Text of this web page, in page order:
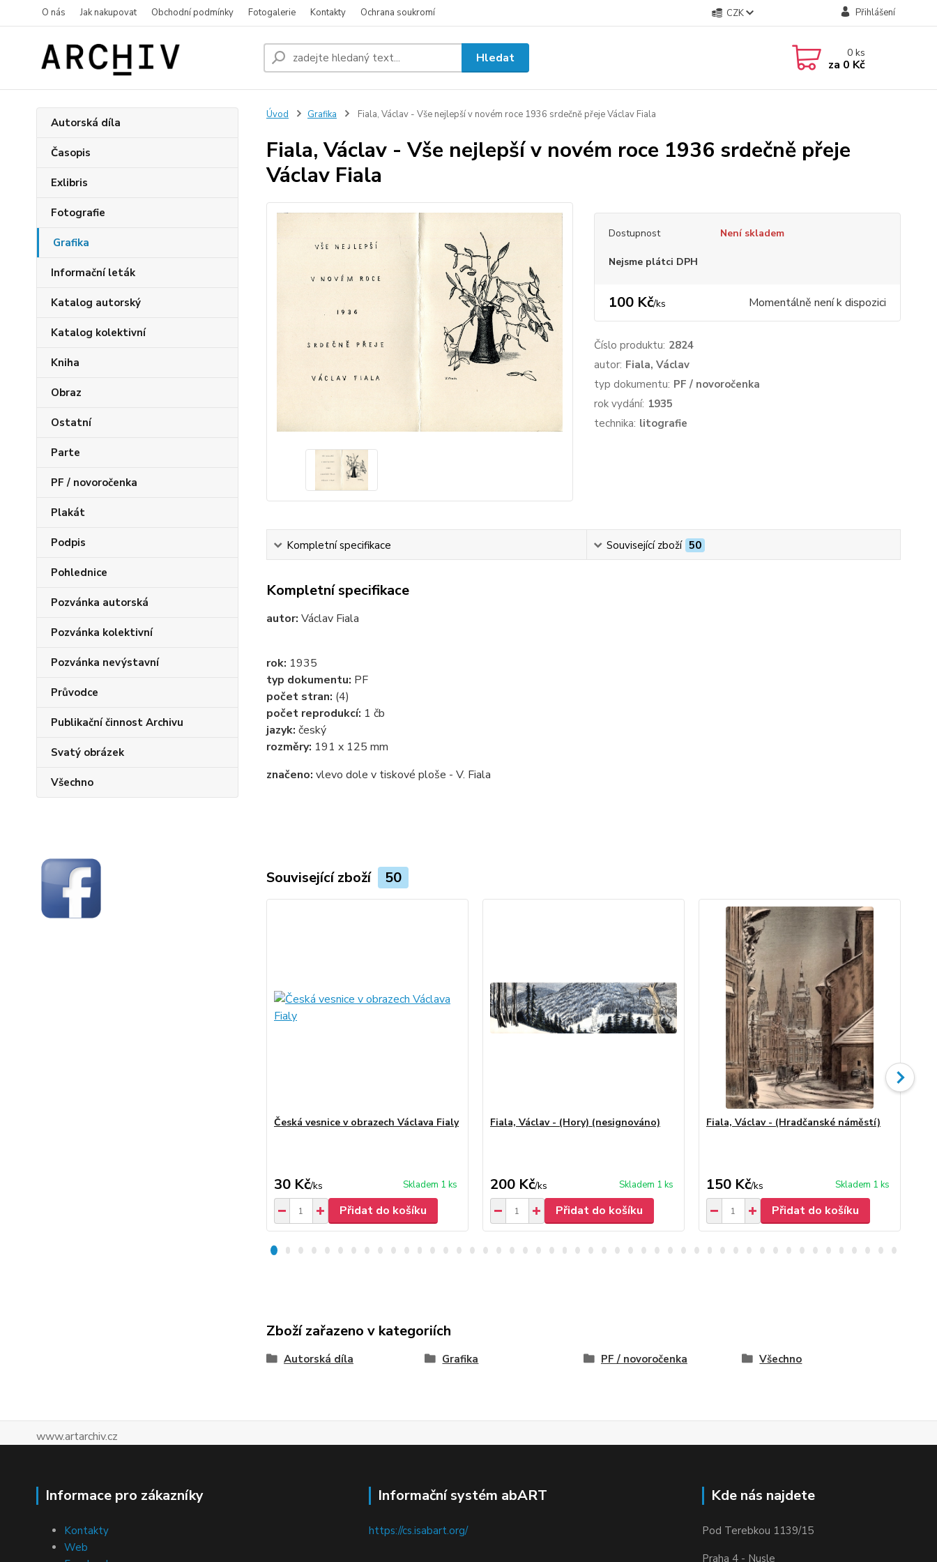
O nás Jak nakupovat Obchodní podmínky Fotogalerie Kontakty Ochrana soukromí CZK Přihlášení
Hledat 0ks
za 0 Kč
Autorská díla
Časopis
Exlibris
Fotografie
Grafika
Informační leták
Katalog autorský
Katalog kolektivní
Kniha
Obraz
Ostatní
Parte
PF / novoročenka
Plakát
Podpis
Pohlednice
Pozvánka autorská
Pozvánka kolektivní
Pozvánka nevýstavní
Průvodce
Publikační činnost Archivu
Svatý obrázek
Všechno
Úvod Grafika Fiala, Václav - Vše nejlepší v novém roce 1936 srdečně přeje Václav Fiala
Fiala, Václav - Vše nejlepší v novém roce 1936 srdečně přeje
Václav Fiala
Dostupnost Není skladem
Nejsme plátci DPH
100 Kč/ks Momentálně není k dispozici
Číslo produktu: 2824
autor: Fiala, Václav
typ dokumentu: PF / novoročenka
rok vydání: 1935
technika: litografie
Kompletní specifikace Související zboží 50
Kompletní specifikace
autor: Václav Fiala
rok: 1935
typ dokumentu: PF
počet stran: (4)
počet reprodukcí: 1 čb
jazyk: český
rozměry: 191 x 125 mm
značeno: vlevo dole v tiskové ploše - V. Fiala
Související zboží 50
Česká vesnice v obrazech Václava Fialy
30 Kč/ks Skladem 1 ks
Přidat do košíku
Fiala, Václav - (Hory) (nesignováno)
200 Kč/ks Skladem 1 ks
Přidat do košíku
Fiala, Václav - (Hradčanské náměstí)
150 Kč/ks Skladem 1 ks
Přidat do košíku
Zboží zařazeno v kategoriích
Autorská díla Grafika PF / novoročenka Všechno
www.artarchiv.cz
Informace pro zákazníky
Kontakty
Web
Informační systém abART
https://cs.isabart.org/
Kde nás najdete
Pod Terebkou 1139/15
Praha 4 - Nusle